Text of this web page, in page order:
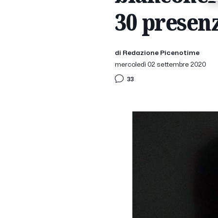
30
di Redazione Picenotime
mercoledì 02 settembre 2020
33